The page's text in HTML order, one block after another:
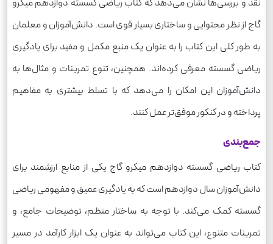
نقد و بررسی‌ها نشان می‌دهد که کتاب ریاضی گسسته دوازدهم میکرو
گاج از نظر محتوایی و ساختاری بسیار قوی است. دانش‌آموزان و معلمان
به طور کلی این کتاب را به عنوان یک منبع مکمل و مفید برای یادگیری
ریاضی گسسته معرفی کرده‌اند. همچنین، تنوع تمرینات و مثال‌ها به
دانش‌آموزان این امکان را می‌دهد که با تسلط بیشتری به مفاهیم
پرداخته و در کنکور موفق‌تر عمل کنند.
جمع‌بندی
کتاب ریاضی گسسته دوازدهم میکرو گاج یکی از منابع ارزشمند برای
دانش‌آموزان سال دوازدهم است که به یادگیری عمیق و مفهومی ریاضی
گسسته کمک می‌کند. با توجه به ساختار منظم، توضیحات جامع، و
تمرینات متنوع، این کتاب می‌تواند به عنوان یک ابزار کارآمد در مسیر